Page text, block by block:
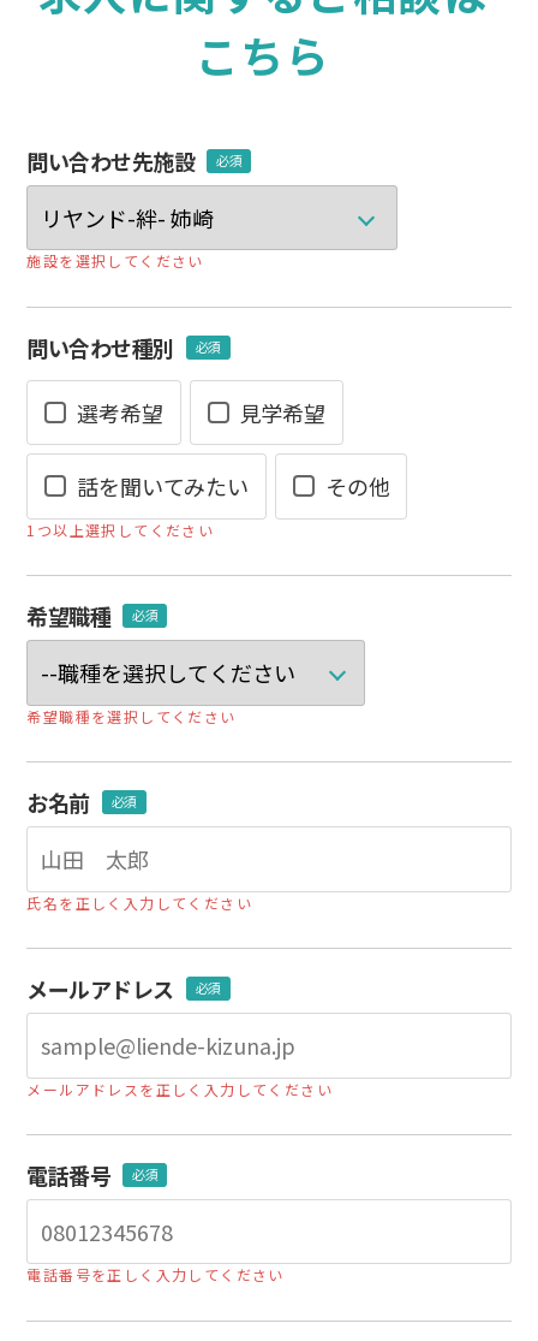
こちら
問い合わせ先施設 必須
施設を選択してください
問い合わせ種別 必須
選考希望 見学希望
話を聞いてみたい その他
1つ以上選択してください
希望職種 必須
希望職種を選択してください
お名前 必須
氏名を正しく入力してください
メールアドレス 必須
メールアドレスを正しく入力してください
電話番号 必須
電話番号を正しく入力してください